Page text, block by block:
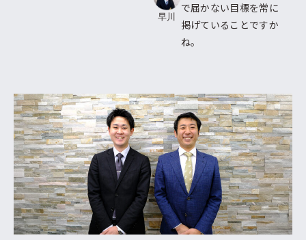
早川
で届かない目標を常に
掲げていることですか
ね。